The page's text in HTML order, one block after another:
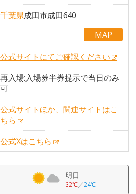
千葉県成田市成田640
MAP
公式サイトにてご確認ください
再入場:入場券半券提示で当日のみ
可
公式サイトほか、関連サイトはこ
ちら
公式Xはこちら
明日
32℃／24℃